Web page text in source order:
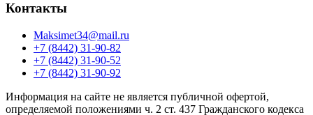
Контакты
Maksimet34@mail.ru
+7 (8442) 31-90-82
+7 (8442) 31-90-52
+7 (8442) 31-90-92
Информация на сайте не является публичной офертой,
определяемой положениями ч. 2 ст. 437 Гражданского кодекса